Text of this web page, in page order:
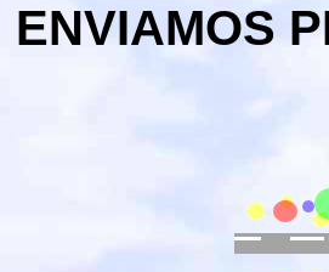
ENVIAMOS